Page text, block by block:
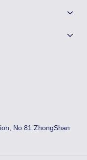
No.81 ZhongShan